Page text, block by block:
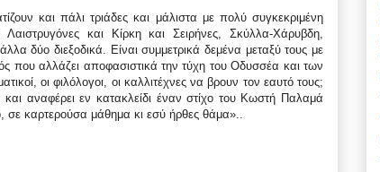
και πάλι τριάδες και μάλιστα με πολύ συγκεκριμένη
και Κίρκη και Σειρήνες, Σκύλλα-Χάρυβδη,
δύο διεξοδικά. Είναι συμμετρικά δεμένα μεταξύ τους με
που αλλάζει αποφασιστικά την τύχη του Οδυσσέα και των
οι φιλόλογοι, οι καλλιτέχνες να βρουν τον εαυτό τους;
αναφέρει εν κατακλείδι έναν στίχο του Κωστή Παλαμά
καρτερούσα μάθημα κι εσύ ήρθες θάμα»..